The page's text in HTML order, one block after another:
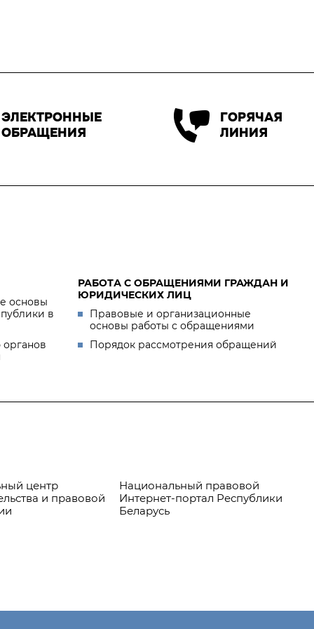
ЭЛЕКТРОННЫЕ
ОБРАЩЕНИЯ
ГОРЯЧАЯ
ЛИНИЯ
основы
в
РАБОТА С ОБРАЩЕНИЯМИ ГРАЖДАН И
ЮРИДИЧЕСКИХ ЛИЦ
Правовые и организационные
основы работы с обращениями
Порядок рассмотрения обращений
центр
и правовой
Национальный правовой
Интернет-портал Республики
Беларусь